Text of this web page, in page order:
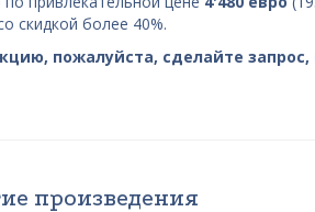
скидкой более 40%.
пожалуйста, сделайте
произведения